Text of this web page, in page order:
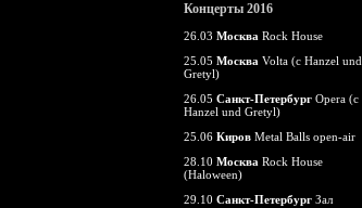
Концерты 2016
26.03 Москва Rock House
25.05 Москва Volta (c Hanzel und
Gretyl)
26.05 Санкт-Петербург Opera (c
Hanzel und Gretyl)
25.06 Киров Metal Balls open-air
28.10 Москва Rock House
(Haloween)
29.10 Санкт-Петербург Зал